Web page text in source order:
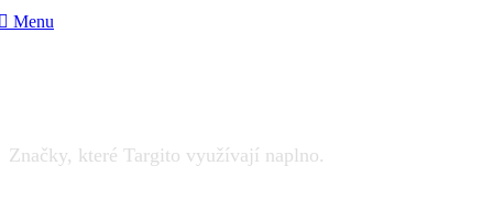
Menu
Značky, které Targito využívají naplno.